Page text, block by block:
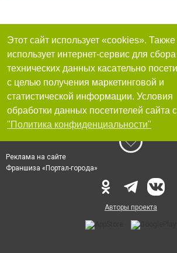
Этот сайт использует «cookies». Также
использует интернет-сервис для сбора
технических данных касательно
с целью получения маркетинговой и
статистической информации. Условия
обработки данных посетителей сайта
"Политика конфиденциальности"
Реклама на сайте
Франшиза «Портал-города»
Авторы проекта